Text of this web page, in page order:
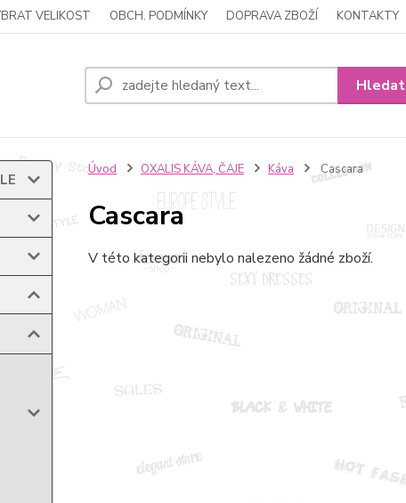
VELIKOST OBCH. PODMÍNKY DOPRAVA ZBOŽÍ KONTAKTY
Hledat
Úvod OXALIS KÁVA, ČAJE Káva Cascara
Cascara
V této kategorii nebylo nalezeno žádné zboží.